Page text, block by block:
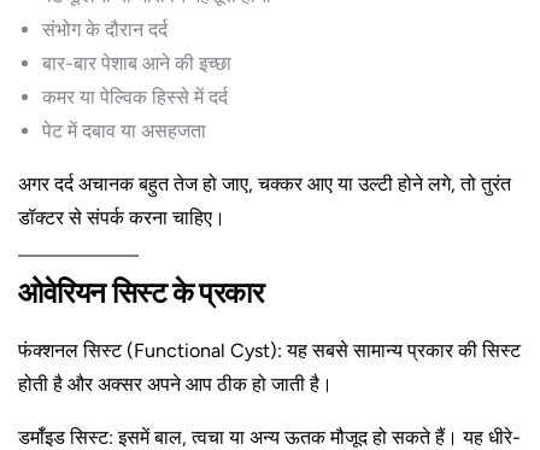
संभोग के दौरान दर्द
बार-बार पेशाब आने की इच्छा
कमर या पेल्विक हिस्से में दर्द
पेट में दबाव या असहजता
अगर दर्द अचानक बहुत तेज हो जाए, चक्कर आए या उल्टी होने लगे, तो तुरंत
डॉक्टर से संपर्क करना चाहिए।
ओवेरियन सिस्ट के प्रकार
फंक्शनल सिस्ट (Functional Cyst): यह सबसे सामान्य प्रकार की सिस्ट
होती है और अक्सर अपने आप ठीक हो जाती है।
डर्मॉइड सिस्ट: इसमें बाल, त्वचा या अन्य ऊतक मौजूद हो सकते हैं। यह धीरे-